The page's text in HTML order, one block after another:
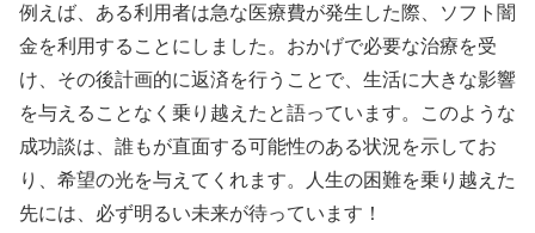
例えば、ある利用者は急な医療費が発生した際、ソフト闇
金を利用することにしました。おかげで必要な治療を受
け、その後計画的に返済を行うことで、生活に大きな影響
を与えることなく乗り越えたと語っています。このような
成功談は、誰もが直面する可能性のある状況を示してお
り、希望の光を与えてくれます。人生の困難を乗り越えた
先には、必ず明るい未来が待っています！